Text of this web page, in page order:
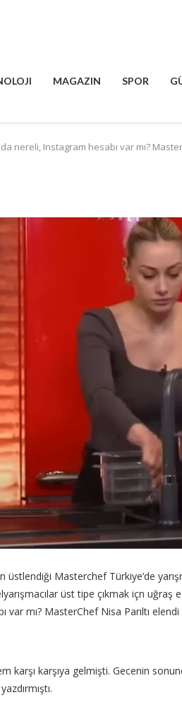
MAGAZIN SPOR
nereli, Instagram hesabı var mı?
üstlendiği Masterchef Türkiye’de
üst tipe çıkmak içn uğraş
mı? MasterChef Nisa Parıltı elendi
karşı karşıya gelmişti. Gecenin